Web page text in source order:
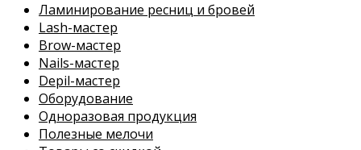
Ламинирование ресниц и бровей
Lash-мастер
Brow-мастер
Nails-мастер
Depil-мастер
Оборудование
Одноразовая продукция
Полезные мелочи